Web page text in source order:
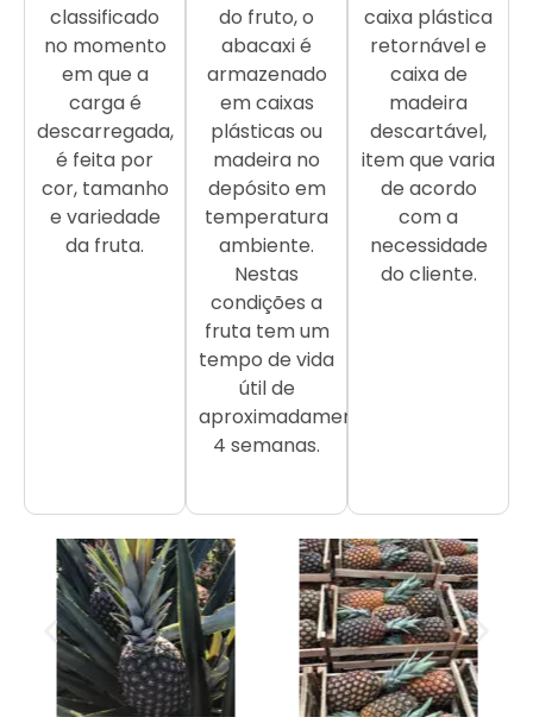
classificado
no momento
em que a
carga é
descarregada,
é feita por
cor, tamanho
e variedade
da fruta.
do fruto, o
abacaxi é
armazenado
em caixas
plásticas ou
madeira no
depósito em
temperatura
ambiente.
Nestas
condições a
fruta tem um
tempo de vida
útil de
aproximadamente
4 semanas.
caixa plástica
retornável e
caixa de
madeira
descartável,
item que varia
de acordo
com a
necessidade
do cliente.